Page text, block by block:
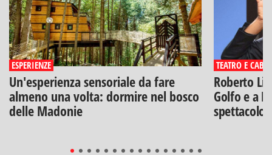
ESPERIENZE
Un'esperienza sensoriale da fare
almeno una volta: dormire nel bosco
delle Madonie
TEATRO E
Roberto
Golfo e a
spettacolo"